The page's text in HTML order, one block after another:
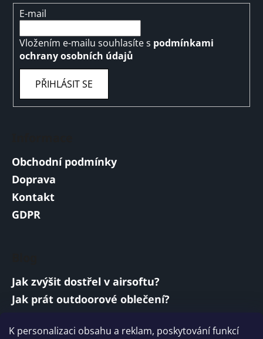
K personalizaci obsahu a reklam, poskytování funkcí
E-mail
Vložením e-mailu souhlasíte s podmínkami
ochrany osobních údajů
PŘIHLÁSIT SE
Obchodní podmínky
Doprava
Kontakt
GDPR
Jak zvýšit dostřel v airsoftu?
Jak prát outdoorové oblečení?
Vojenská a armádní sluchátka: co musí